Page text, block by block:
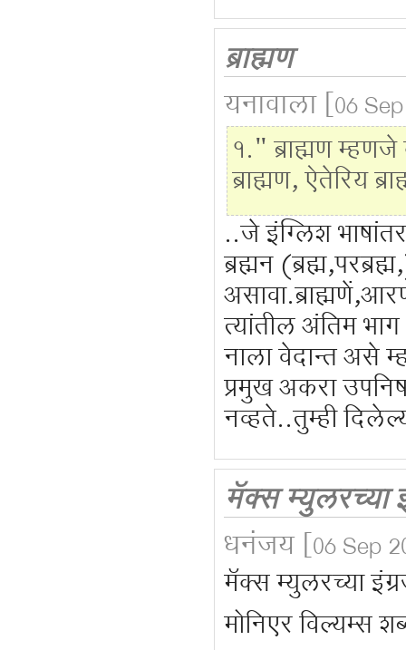
ब्राह्मण
यनावाला [06
१." ब्राह्मण
ब्राह्मण, ऐतेरिय
..जे इंग्लिश
ब्रह्मन
त्यांतील अंतिम
नाला वेदान्त असे
प्रमुख अकरा
नव्हते..तुम्ही
मॅक्स म्युलरच्या
धनंजय [06 Sep
मॅक्स म्युलरच्या
मोनिएर विल्यम्स